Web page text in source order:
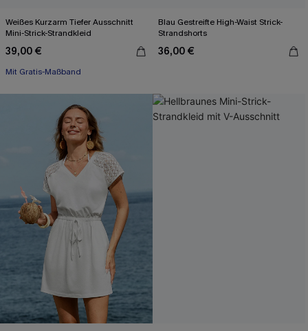
Weißes Kurzarm Tiefer Ausschnitt
Mini-Strick-Strandkleid
39,00 €
Mit Gratis-Maßband
Blau Gestreifte High-Waist Strick-
Strandshorts
36,00 €